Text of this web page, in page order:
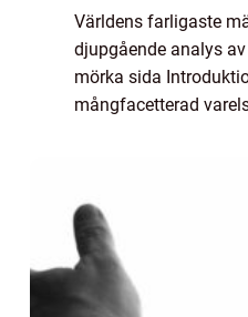
Världens farligaste
djupgående analys
mörka sida
mångfacetterad